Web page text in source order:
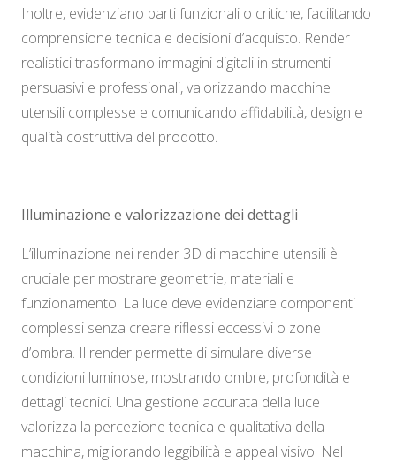
Inoltre, evidenziano parti funzionali o critiche, facilitando
comprensione tecnica e decisioni d’acquisto. Render
realistici trasformano immagini digitali in strumenti
persuasivi e professionali, valorizzando macchine
utensili complesse e comunicando affidabilità, design e
qualità costruttiva del prodotto.
Illuminazione e valorizzazione dei dettagli
L’illuminazione nei render 3D di macchine utensili è
cruciale per mostrare geometrie, materiali e
funzionamento. La luce deve evidenziare componenti
complessi senza creare riflessi eccessivi o zone
d’ombra. Il render permette di simulare diverse
condizioni luminose, mostrando ombre, profondità e
dettagli tecnici. Una gestione accurata della luce
valorizza la percezione tecnica e qualitativa della
macchina, migliorando leggibilità e appeal visivo. Nel